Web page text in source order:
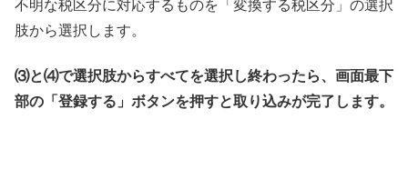
不明な税区分に対応するものを「変換する税区分」の選択
肢から選択します。
⑶と⑷で選択肢からすべてを選択し終わったら、画面最下
部の「登録する」ボタンを押すと取り込みが完了します。